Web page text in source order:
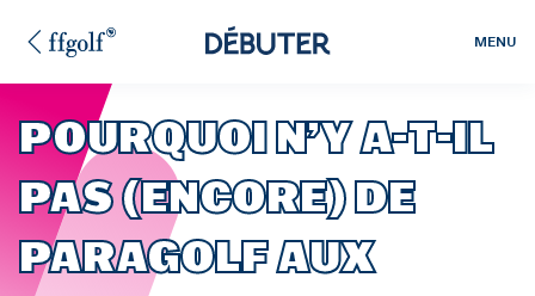
MENU
POURQUOI N’Y A-T-IL
PAS (ENCORE) DE
PARAGOLF AUX